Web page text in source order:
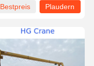
Bestpreis
Plaudern